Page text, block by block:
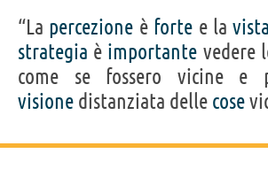
“La percezione è forte e lavista
strategia è importante vedere
come se fossero vicine e
visione distanziata delle cose